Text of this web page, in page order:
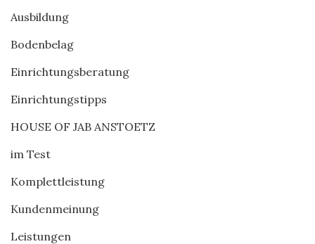
Ausbildung
Bodenbelag
Einrichtungsberatung
Einrichtungstipps
HOUSE OF JAB ANSTOETZ
im Test
Komplettleistung
Kundenmeinung
Leistungen